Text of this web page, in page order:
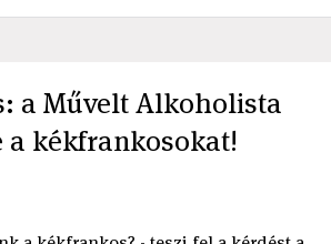
a Művelt Alkoholista
a kékfrankosokat!